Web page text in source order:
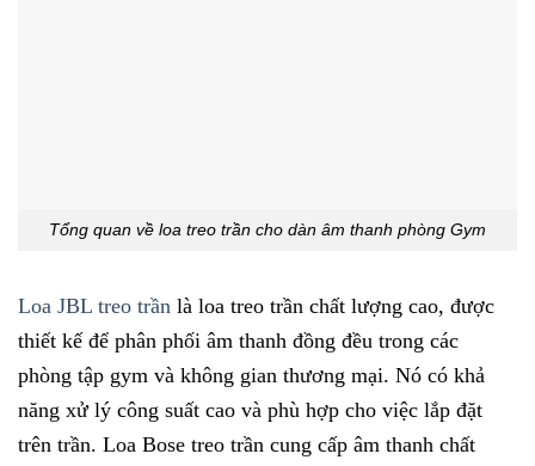
Tổng quan về loa treo trần cho dàn âm thanh phòng Gym
Loa JBL treo trần là loa treo trần chất lượng cao, được
thiết kế để phân phối âm thanh đồng đều trong các
phòng tập gym và không gian thương mại. Nó có khả
năng xử lý công suất cao và phù hợp cho việc lắp đặt
trên trần. Loa Bose treo trần cung cấp âm thanh chất